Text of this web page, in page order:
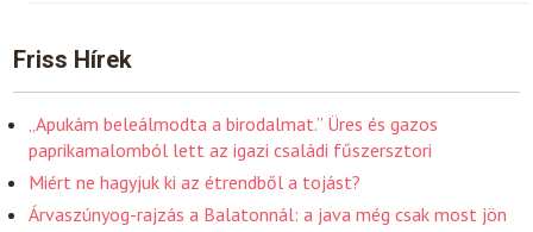
Friss Hírek
„Apukám beleálmodta a birodalmat.” Üres és gazos
paprikamalomból lett az igazi családi fűszersztori
Miért ne hagyjuk ki az étrendből a tojást?
Árvaszúnyog-rajzás a Balatonnál: a java még csak most jön